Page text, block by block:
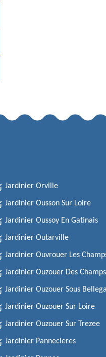
Jardinier Orville
Jardinier Ousson Sur Loire
Jardinier Oussoy En Gatinais
Jardinier Outarville
Jardinier Ouvrouer Les
Jardinier Ouzouer Des Champs
Jardinier Ouzouer Sous
Jardinier Ouzouer Sur Loire
Jardinier Ouzouer Sur Trezee
Jardinier Pannecieres